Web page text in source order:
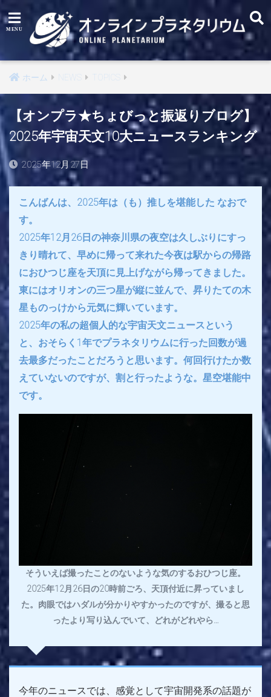
ホーム NEWS
【オンプラ★ちょびっと振返りブログ】
2025年宇宙天文10大ニュースランキング
2025年12月27日
こんばんは、2025年は（も）推しを堪能した なおで
す。
2025年12月26日の神奈川県の夜空は久しぶりにすっ
きり晴れて、早めに帰って来れた今夜は駅からの帰路
におひつじ座を天頂に見上げながら帰ってきました。
東にはオリオンの三つ星が縦に並んで、昇りたての木
星ものっけから元気に輝いています。
2025年の私の超個人的な宇宙天文ニュースという
と、おそらく1年でプラネタリウムに行った回数が過
去最多だったことだろうと思います。何回行けたか数
えていないのですが、割と行ったような。星空堪能中
です。
そういえば撮ったことのないような気のするおひつじ座。
2025年12月26日の20時前ごろ、天頂付近に昇っていまし
た。肉眼ではハダルが分かりやすかったのですが、撮ると思
ったより写り込んでいて、どれがどれやら…
今年のニュースでは、感覚として宇宙開発系の話題が